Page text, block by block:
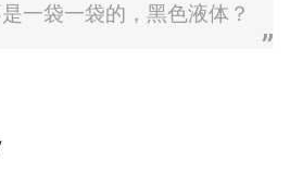
一袋一袋的，黑色液体？